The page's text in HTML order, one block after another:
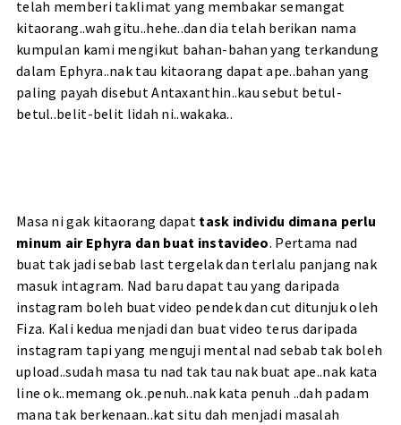
telah memberi taklimat yang membakar semangat
kitaorang..wah gitu..hehe..dan dia telah berikan nama
kumpulan kami mengikut bahan-bahan yang terkandung
dalam Ephyra..nak tau kitaorang dapat ape..bahan yang
paling payah disebut Antaxanthin..kau sebut betul-
betul..belit-belit lidah ni..wakaka..
Masa ni gak kitaorang dapat task individu dimana perlu
minum air Ephyra dan buat instavideo. Pertama nad
buat tak jadi sebab last tergelak dan terlalu panjang nak
masuk intagram. Nad baru dapat tau yang daripada
instagram boleh buat video pendek dan cut ditunjuk oleh
Fiza. Kali kedua menjadi dan buat video terus daripada
instagram tapi yang menguji mental nad sebab tak boleh
upload..sudah masa tu nad tak tau nak buat ape..nak kata
line ok..memang ok..penuh..nak kata penuh ..dah padam
mana tak berkenaan..kat situ dah menjadi masalah